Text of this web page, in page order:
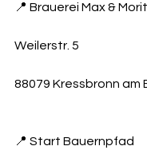
📍 Brauerei Max &
Weilerstr. 5
88079 Kressbronn am
📍 Start Bauernpfad